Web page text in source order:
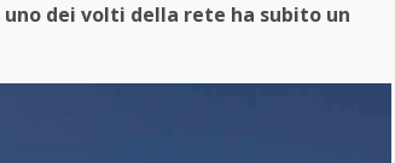
uno dei volti della rete ha subito un